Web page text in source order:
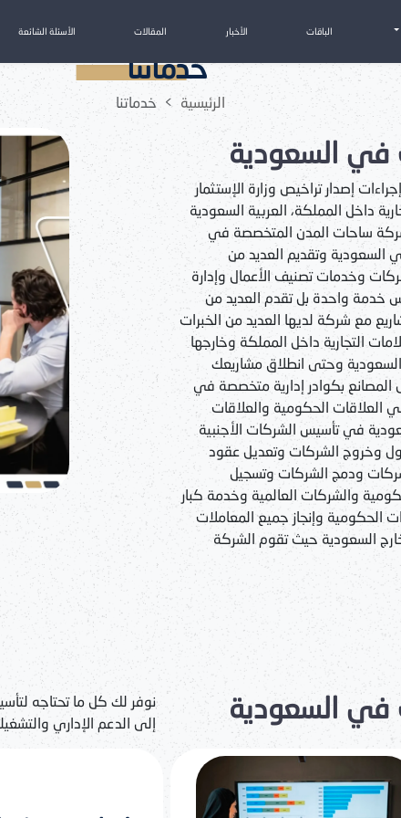
الباقات الأخبار المقالات الأسئلة الشائعة
خدماتنا
الرئيسية خدماتنا
السعودية
إصدار تراخيص وزارة الإستثمار
داخل المملكة، العربية السعودية
ساحات المدن المتخصصة في
السعودية وتقديم العديد من
وخدمات تصنيف الأعمال وإدارة
خدمة واحدة بل تقدم العديد من
مع شركة لديها العديد من الخبرات
التجارية داخل المملكة وخارجها
وحتى انطلاق مشاريعك
بكوادر إدارية متخصصة في
العلاقات الحكومية والعلاقات
في تأسيس الشركات الأجنبية
وخروج الشركات وتعديل عقود
ودمج الشركات وتسجيل
والشركات العالمية وخدمة كبار
الحكومية وإنجاز جميع المعاملات
السعودية حيث تقوم الشركة
السعودية
نوفر لك كل ما تحتاجه
إلى الدعم الإداري